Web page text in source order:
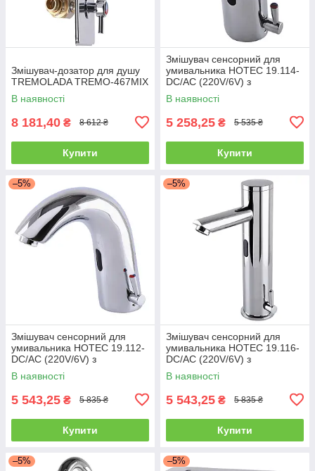
Змішувач-дозатор для душу
TREMOLADA ТREMO-467MIX
В наявності
8 181,40 ₴ 8 612 ₴
Купити
Змішувач сенсорний для
умивальника HOTEC 19.114-
DC/AC (220V/6V) з
трансформатором,латунний
Hot/Cold
В наявності
5 258,25 ₴ 5 535 ₴
Купити
–5%
Змішувач сенсорний для
умивальника HOTEC 19.112-
DC/AC (220V/6V) з
трансформатором,латунний
Hot/Cold
В наявності
5 543,25 ₴ 5 835 ₴
Купити
–5%
Змішувач сенсорний для
умивальника HOTEC 19.116-
DC/AC (220V/6V) з
трансформатором,латунний
Hot/Cold
В наявності
5 543,25 ₴ 5 835 ₴
Купити
–5% –5%